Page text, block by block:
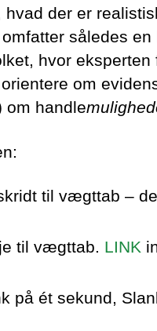
der er
således
hvor eksperten
om
om handle
til vægttab ‒
til vægttab. LINK
på ét sekund,